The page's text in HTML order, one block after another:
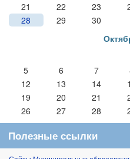
21
22 23
28
29
30
5
6 7
12
13 14
19
20 21
26
27 28
Полезные ссылки